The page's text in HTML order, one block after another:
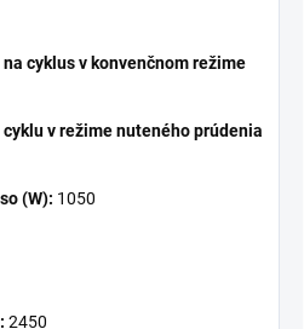
cyklus v konvenčnom režime
v režime nuteného prúdenia
(W): 1050
2450